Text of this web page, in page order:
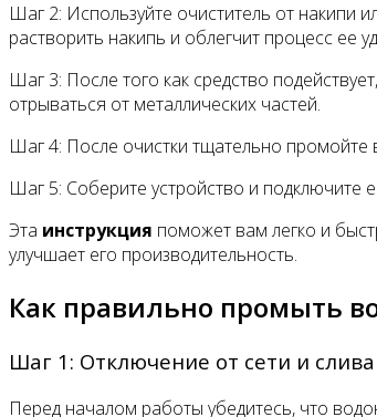
Шаг 2: Используйте очиститель от накипи
растворить накипь и облегчит процесс ее
Шаг 3: После того как средство
отрываться от металлических частей.
Шаг 4: После очистки тщательно промойте
Шаг 5: Соберите устройство и подключите
Эта инструкция поможет вам легко и
улучшает его производительность.
Как правильно промыть
Шаг 1: Отключение от сети и
Перед началом работы убедитесь, что